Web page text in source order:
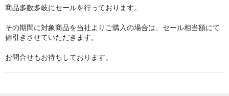
その他雨宮商品
DEI製品
トラスト
LED商品
商品多数多岐にセールを行っております。
その期間に対象商品を当社よりご購入の場合は、セール相当額にて
値引きさせていただきます。
お問合せもお待ちしております。